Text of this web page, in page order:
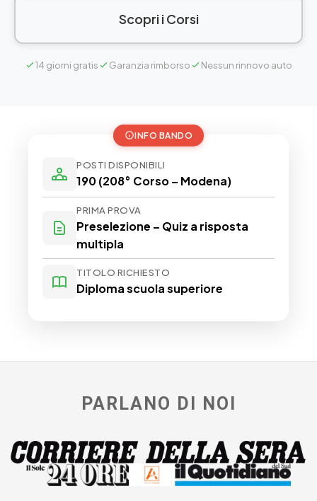
Scopri i Corsi
14 giorni gratis Garanzia rimborso Nessun rinnovo auto
INFO BANDO
POSTI DISPONIBILI
190 (208° Corso – Modena)
PRIMA PROVA
Preselezione – Quiz a risposta
multipla
TITOLO RICHIESTO
Diploma scuola superiore
PARLANO DI NOI